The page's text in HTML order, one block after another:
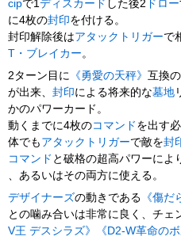
cipで1ディスカード した後2 ドロー
に4枚の封印を付ける。
封印解除後はアタックトリガーで
T・ブレイカー。
2ターン目に
《勇愛の天秤》互換
が出来、封印による将来的な墓地
かのパワーカード。
動くまでに4枚のコマンド を出す
体でも アタックトリガーで敵を封
コマンド と破格の超高パワーによ
、あるいはその両方に使える。
デザイナーズの動きである 《傷
との噛み合いは非常に良く、チェ
V王 デスシラズ》
《D2-W革命の